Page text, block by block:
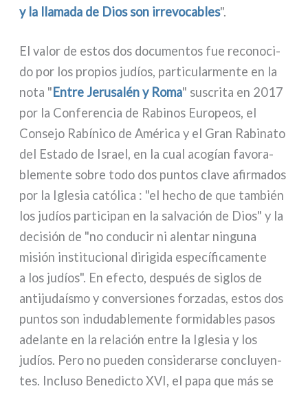
y la lla­ma­da de Dios son irre­vo­ca­bles".
El valor de estos dos docu­men­tos fue reco­no­ci­
do por los pro­pios judíos, par­ti­cu­lar­men­te en la
nota "Entre Jerusalén y Roma" suscri­ta en 2017
por la Conferencia de Rabinos Europeos, el
Consejo Rabínico de América y el Gran Rabinato
del Estado de Israel, en la cual aco­gían favo­ra­
ble­men­te sobre todo dos pun­tos cla­ve afir­ma­dos
por la Iglesia cató­li­ca : "el hecho de que tam­bién
los judíos par­ti­ci­pan en la sal­va­ción de Dios" y la
deci­sión de "no con­du­cir ni alen­tar nin­gu­na
misión insti­tu­cio­nal diri­gi­da espe­cí­fi­ca­men­te
a los judíos". En efec­to, después de siglos de
anti­ju­daí­smo y con­ver­sio­nes for­za­das, estos dos
pun­tos son indu­da­ble­men­te for­mi­da­bles pasos
ade­lan­te en la rela­ción entre la Iglesia y los
judíos. Pero no pue­den con­si­de­rar­se con­cluyen­
tes. Incluso Benedicto XVI, el papa que más se